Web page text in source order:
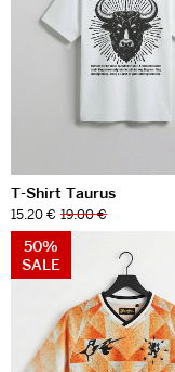
T-Shirt Taurus
15.20 € 19.00 €
50%
SALE